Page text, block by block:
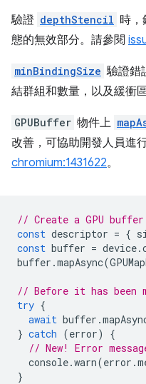
驗證 depthStencil 時，
態的無效部分。請參閱
minBindingSize 驗證錯
結群組和數量，以及緩衝
GPUBuffer 物件上
改善，可協助開發人員進
chromium:1431622。
// Create a GPU
const descriptor = {
const buffer = device.
buffer .mapAsync(
// Before it has been
try {
await buffer .
} catch (error)
{
// New! Error
console.warn(error .
}